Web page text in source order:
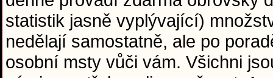
statistik jasně vyplývající)
nedělají samostatně, ale po
osobní msty vůči vám. Všichni